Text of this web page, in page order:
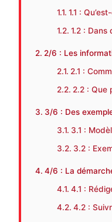
1.1 :
1.2 :
2/6 : Les
2.1 :
2.2 : Que
3/6 : Des
3.1 :
3.2 :
4/6 : La
4.1 :
4.2 :